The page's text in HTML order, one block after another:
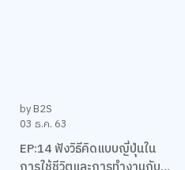
by B2S
03 ธ.ค. 63
EP:14 ฟังวิธีคิดแบบญี่ปุ่นใน